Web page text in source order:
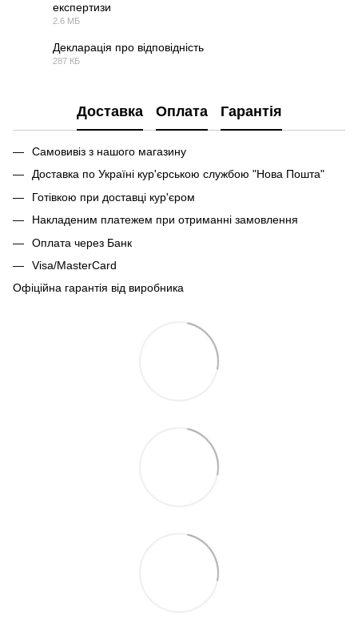
експертизи
2.6 МБ
Декларація про відповідність
287 КБ
Доставка Оплата Гарантія
Самовивіз з нашого магазину
Доставка по Україні кур'єрською службою "Нова Пошта"
Готівкою при доставці кур'єром
Накладеним платежем при отриманні замовлення
Оплата через Банк
Visa/MasterCard
Офіційна гарантія від виробника